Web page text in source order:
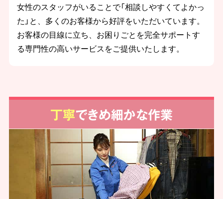
女性のスタッフがいることで「相談しやすくてよかっ
た」と、多くのお客様から好評をいただいています。
お客様の目線に立ち、お困りごとを完全サポートす
る専門性の高いサービスをご提供いたします。
丁寧できめ細かな作業